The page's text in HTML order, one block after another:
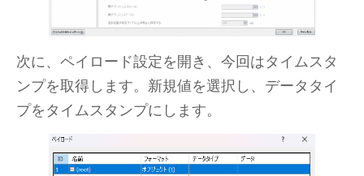
次に、ペイロード設定を開き、今回はタイムスタ
ンプを取得します。新規値を選択し、データタイ
プをタイムスタンプにします。